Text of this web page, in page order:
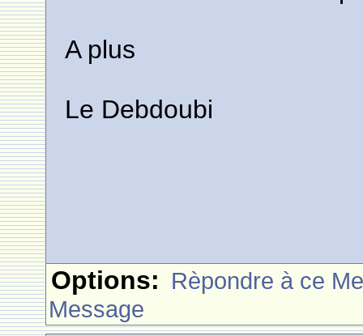
A plus
Le Debdoubi
Options: Rèpondre à ce
Message